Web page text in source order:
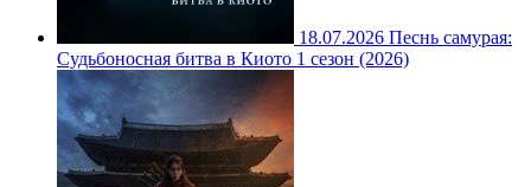
18.07.2026 Песнь самурая:
Судьбоносная битва в Киото 1 сезон (2026)